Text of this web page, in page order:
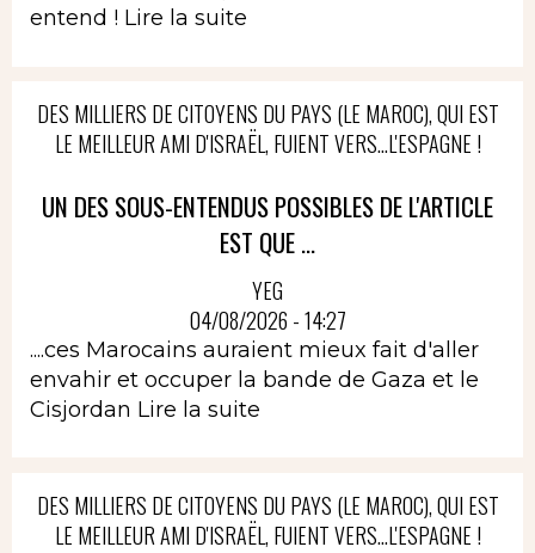
entend ! Lire la suite
DES MILLIERS DE CITOYENS DU PAYS (LE MAROC), QUI EST
LE MEILLEUR AMI D'ISRAËL, FUIENT VERS...L'ESPAGNE !
UN DES SOUS-ENTENDUS POSSIBLES DE L'ARTICLE
EST QUE ...
YEG
04/08/2026 - 14:27
....ces Marocains auraient mieux fait d'aller
envahir et occuper la bande de Gaza et le
Cisjordan Lire la suite
DES MILLIERS DE CITOYENS DU PAYS (LE MAROC), QUI EST
LE MEILLEUR AMI D'ISRAËL, FUIENT VERS...L'ESPAGNE !